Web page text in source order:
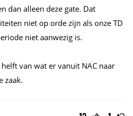
dan alleen deze gate. Dat
niet op orde zijn als onze TD
niet aanwezig is.
van wat er vanuit NAC naar
zaak.